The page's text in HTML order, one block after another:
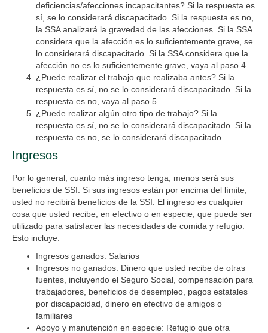
deficiencias/afecciones incapacitantes? Si la respuesta es
sí, se lo considerará discapacitado. Si la respuesta es no,
la SSA analizará la gravedad de las afecciones. Si la SSA
considera que la afección es lo suficientemente grave, se
lo considerará discapacitado. Si la SSA considera que la
afección no es lo suficientemente grave, vaya al paso 4.
¿Puede realizar el trabajo que realizaba antes? Si la
respuesta es sí, no se lo considerará discapacitado. Si la
respuesta es no, vaya al paso 5
¿Puede realizar algún otro tipo de trabajo? Si la
respuesta es sí, no se lo considerará discapacitado. Si la
respuesta es no, se lo considerará discapacitado.
Ingresos
Por lo general, cuanto más ingreso tenga, menos será sus
beneficios de SSI. Si sus ingresos están por encima del límite,
usted no recibirá beneficios de la SSI. El ingreso es cualquier
cosa que usted recibe, en efectivo o en especie, que puede ser
utilizado para satisfacer las necesidades de comida y refugio.
Esto incluye:
Ingresos ganados: Salarios
Ingresos no ganados: Dinero que usted recibe de otras
fuentes, incluyendo el Seguro Social, compensación para
trabajadores, beneficios de desempleo, pagos estatales
por discapacidad, dinero en efectivo de amigos o
familiares
Apoyo y manutención en especie: Refugio que otra